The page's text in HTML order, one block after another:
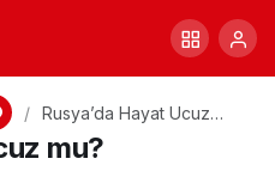
Rusya’da Hayat Ucuz
mu?
0